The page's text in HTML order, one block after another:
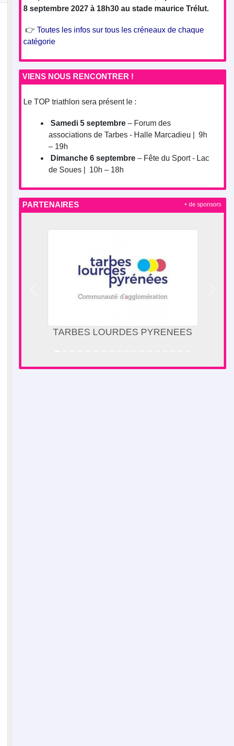
8 septembre 2027 à 18h30 au stade maurice Trélut.
👉Toutes les infos sur tous les créneaux de chaque
catégorie
VIENS NOUS RENCONTRER !
Le TOP triathlon sera présent le :
Samedi 5 septembre – Forum des
associations de Tarbes - Halle Marcadieu | 9h
– 19h
Dimanche 6 septembre – Fête du Sport - Lac
de Soues | 10h – 18h
PARTENAIRES
LIGUE OCCITANIE TRIATHLON
+ de sponsors